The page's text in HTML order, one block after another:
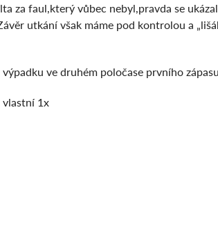
za faul,který vůbec nebyl,pravda se
utkání však máme pod kontrolou a
ve druhém poločase prvního zápasu.
vlastní 1x